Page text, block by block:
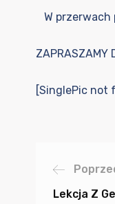
W przerwach
ZAPRASZAMY
[SinglePic
Lekcja Z